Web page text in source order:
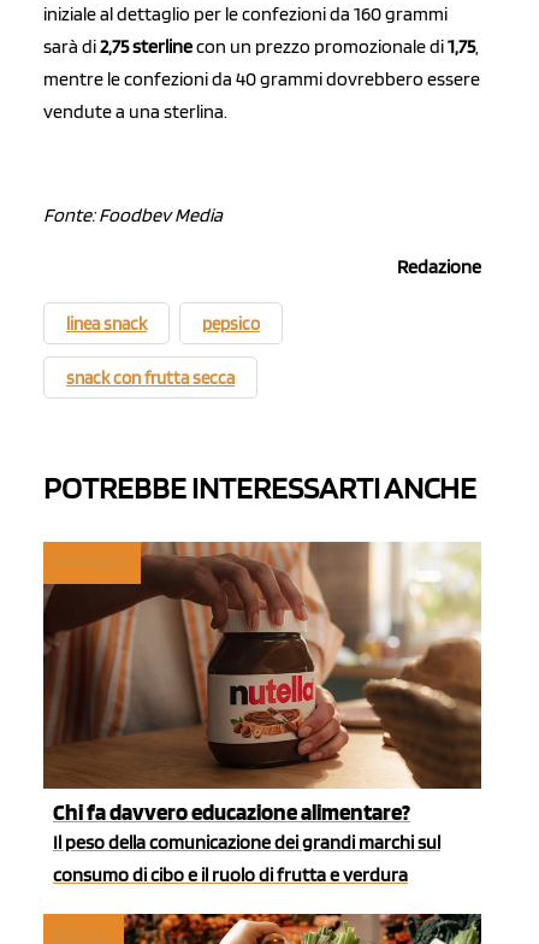
iniziale al dettaglio per le confezioni da 160 grammi
sarà di2,75 sterlinecon un prezzo promozionale di1,75,
mentre le confezioni da 40 grammi dovrebbero essere
vendute a una sterlina.
Fonte: Foodbev Media
Redazione
linea snack pepsico
snack con frutta secca
POTREBBE INTERESSARTI ANCHE
Chi fa davvero educazione alimentare?
Il peso della comunicazione dei grandi marchi sul
consumo di cibo e il ruolo di frutta e verdura